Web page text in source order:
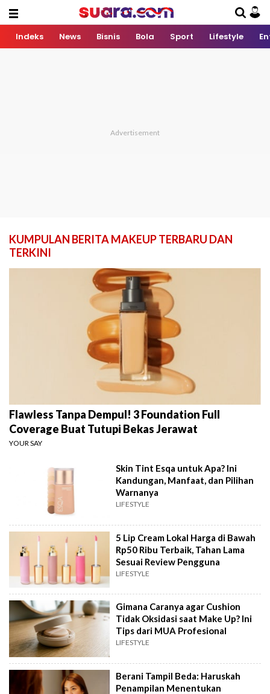
Indeks News Bisnis Bola Sport Lifestyle
KUMPULAN BERITA MAKEUP TERBARU DAN
TERKINI
Flawless Tanpa Dempul! 3 Foundation Full
Coverage Buat Tutupi Bekas Jerawat
YOUR SAY
Skin Tint Esqa untuk Apa? Ini
Kandungan, Manfaat, dan Pilihan
Warnanya
LIFESTYLE
5 Lip Cream Lokal Harga di Bawah
Rp50 Ribu Terbaik, Tahan Lama
Sesuai Review Pengguna
LIFESTYLE
Gimana Caranya agar Cushion
Tidak Oksidasi saat Make Up? Ini
Tips dari MUA Profesional
LIFESTYLE
Berani Tampil Beda: Haruskah
Penampilan Menentukan